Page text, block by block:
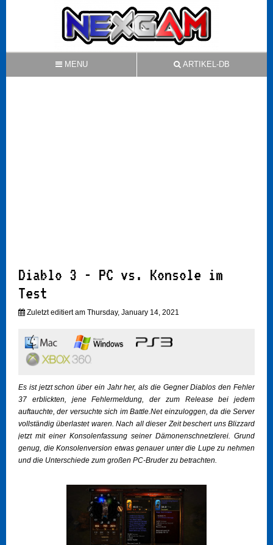
MENU ARTIKEL-DB
Diablo 3 - PC vs. Konsole im
Test
Zuletzt editiert am Thursday, January 14, 2021
Es ist jetzt schon über ein Jahr her, als die Gegner Diablos den Fehler
37 erblickten, jene Fehlermeldung, der zum Release bei jedem
auftauchte, der versuchte sich im Battle.Net einzuloggen, da die Server
vollständig überlastet waren. Nach all dieser Zeit beschert uns Blizzard
jetzt mit einer Konsolenfassung seiner Dämonenschnetzlerei. Grund
genug, die Konsolenversion etwas genauer unter die Lupe zu nehmen
und die Unterschiede zum großen PC-Bruder zu betrachten.